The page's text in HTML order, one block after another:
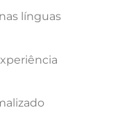
línguas